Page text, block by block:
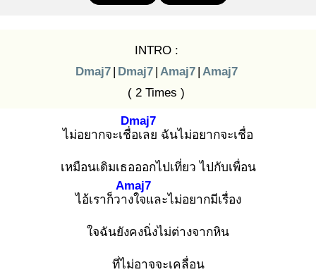
INTRO :
Dmaj7 | Dmaj7 | Amaj7 | Amaj7
( 2 Times )
ไม่อยากจะเชื่อ
Dmaj7
เลย ฉันไม่อยากจะเชื่อ
เหมือนเดิมเธอออกไปเที่ยว ไปกับเพื่อน
ไอ้เราก็วาง
Amaj7
ใจและไม่อยากมีเรื่อง
ใจฉันยังคงนิ่งไม่ต่างจากหิน
ที่ไม่อาจจะเคลื่อน